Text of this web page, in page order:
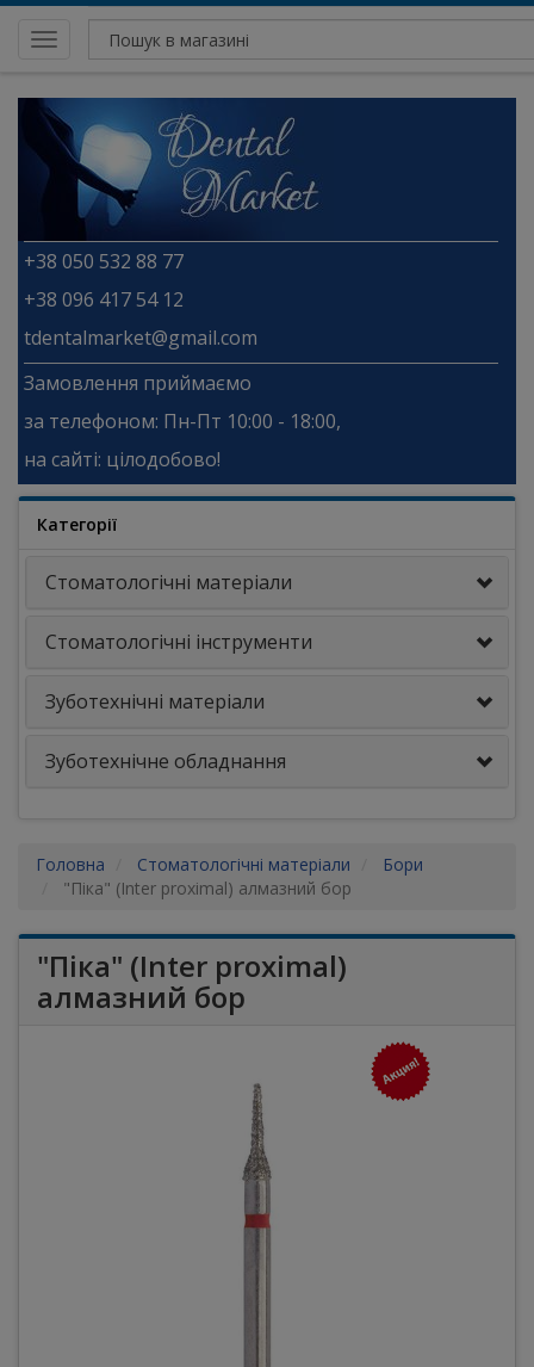
Toggle
navigation
+38 050 532 88 77
+38 096 417 54 12
tdentalmarket@gmail.com
Замовлення приймаємо
за телефоном: Пн-Пт 10:00 - 18:00,
на сайті: цілодобово!
Категорії
Стоматологічні матеріали
Стоматологічні інструменти
Зуботехнічні матеріали
Зуботехнічне обладнання
Головна Стоматологічні матеріали
Бори
"Піка" (Inter proximal) алмазний бор
"Піка" (Inter proximal)
алмазний бор